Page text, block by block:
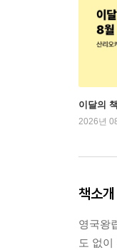
이달의
2026년
책소개
영국왕
도 없